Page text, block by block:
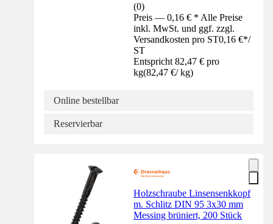
(0)
Preis — 0,16 € * Alle Preise
inkl. MwSt. und ggf. zzgl.
Versandkosten pro ST0,16 €*/
ST
Entspricht 82,47 € pro
kg(82,47 €/ kg)
Online bestellbar
Reservierbar
Holzschraube Linsensenkkopf
m. Schlitz DIN 95 3x30 mm
Messing brüniert, 200 Stück